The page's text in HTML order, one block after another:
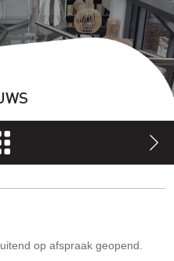
op afspraak geopend.